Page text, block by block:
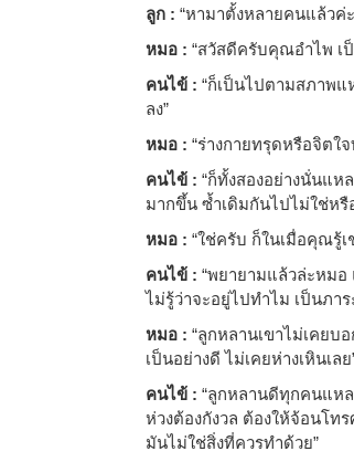
ลูก : “หามาตั้งหลายคนแล้ว
หมอ : “สวัสดีครับคุณอำไพ เป็
คนไข้ : “ก็เป็นไปตามสภาพ
ลง”
หมอ : “ร่างกายทรุดหรือจิต
คนไข้ : “ก็ทั้งสองอย่างนั่นแห
มากขึ้น ซ้ำเดิมกันไปไม่ใช่หรื
หมอ : “ใช่ครับ ก็ในเมื่อคุณรู้
คนไข้ : “พยายามแล้วล่ะหมอ
ไม่รู้ว่าจะอยู่ไปทำไม เป็นภา
หมอ : “ลูกหลานเขาไม่เคยบ
เป็นอย่างดี ไม่เคยห่างเหินเลย
คนไข้ : “ลูกหลานดีทุกคนแห
ห่วงต้องกังวล ต้องให้จ้อนโท
มันไม่ใช่สิ่งที่ควรทำด้วย”